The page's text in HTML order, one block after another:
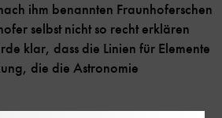
ihm benannten Fraunhoferschen
selbst nicht so recht erklären
klar, dass die Linien für Elemente
die die Astronomie